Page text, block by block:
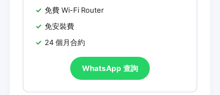
免費 Wi-Fi Router
免安裝費
24 個月合約
WhatsApp 查詢